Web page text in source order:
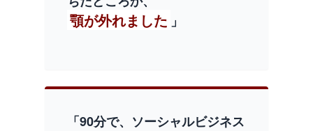
顎が外れました 」
「90分で、ソーシャルビジネス